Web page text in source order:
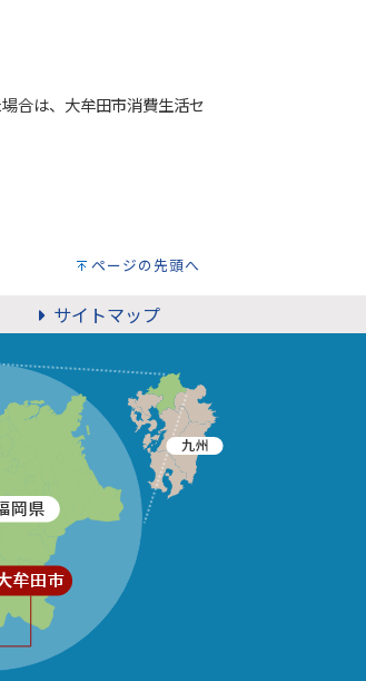
合は、大牟田市消費生活セ
ページの先頭へ
サイトマップ